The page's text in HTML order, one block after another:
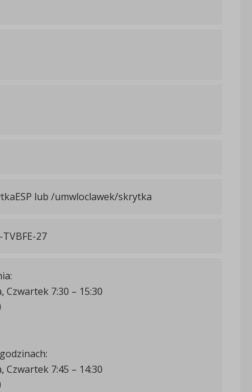
lub /umwloclawek/skrytka
27
Czwartek 7:30 – 15:30
Czwartek 7:45 – 14:30